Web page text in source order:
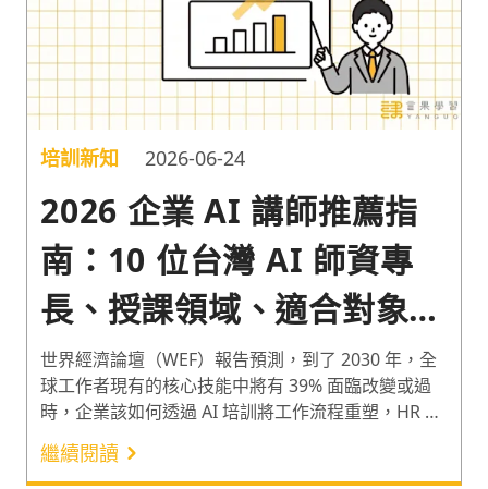
培訓新知 2026-06-24
2026 企業 AI 講師推薦指
南：10 位台灣 AI 師資專
長、授課領域、適合對象一
次看
世界經濟論壇（WEF）報告預測，到了 2030 年，全
球工作者現有的核心技能中將有 39% 面臨改變或過
時，企業該如何透過 AI 培訓將工作流程重塑，HR 如
何助力企業人才轉型？本文將為您推薦 AI 培訓講師
評估指標，並詳細介紹言果學習 10 位強檔 AI 課程企
繼續閱讀